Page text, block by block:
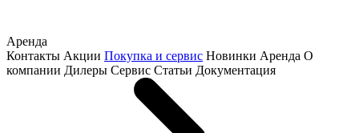
Аренда
Контакты Акции Покупка и сервис Новинки Аренда О
компании Дилеры Сервис Статьи Документация